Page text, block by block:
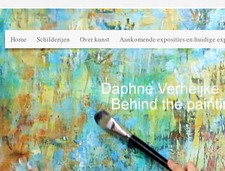
Home Schilderijen Over kunst Aankomende exposities en huidige